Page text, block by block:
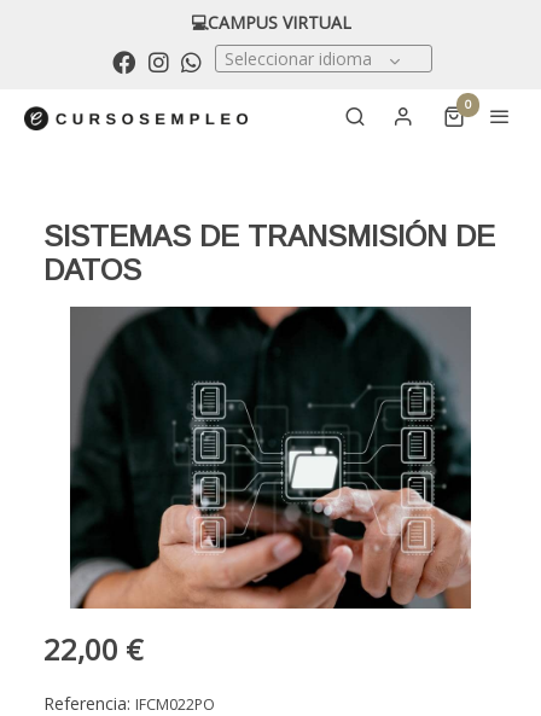
💻CAMPUS VIRTUAL
Seleccionar idioma
0
SISTEMAS DE TRANSMISIÓN DE
DATOS
22,00 €
Referencia: IFCM022PO